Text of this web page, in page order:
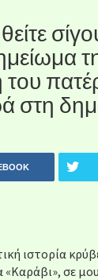
στη
ιστορία
σε